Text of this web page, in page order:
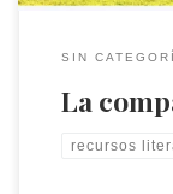
SIN
La
recursos